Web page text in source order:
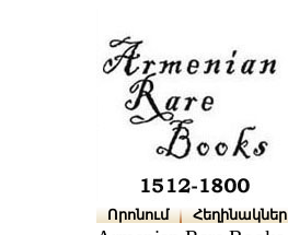
Որոնում Հեղինակներ